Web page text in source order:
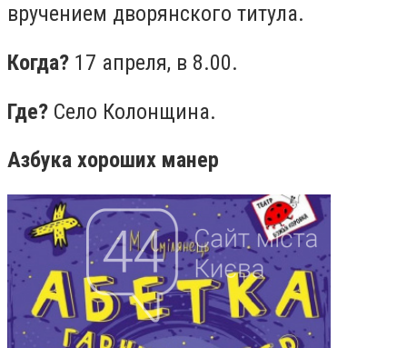
вручением дворянского титула.
Когда? 17 апреля, в 8.00.
Где? Село Колонщина.
Азбука хороших манер